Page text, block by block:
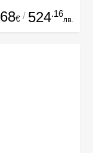
€ / 524.16
лв.